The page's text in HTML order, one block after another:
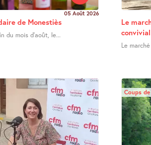
05 Août 2026
de Monestiès
du mois d’août, le...
Le
Le
Coups